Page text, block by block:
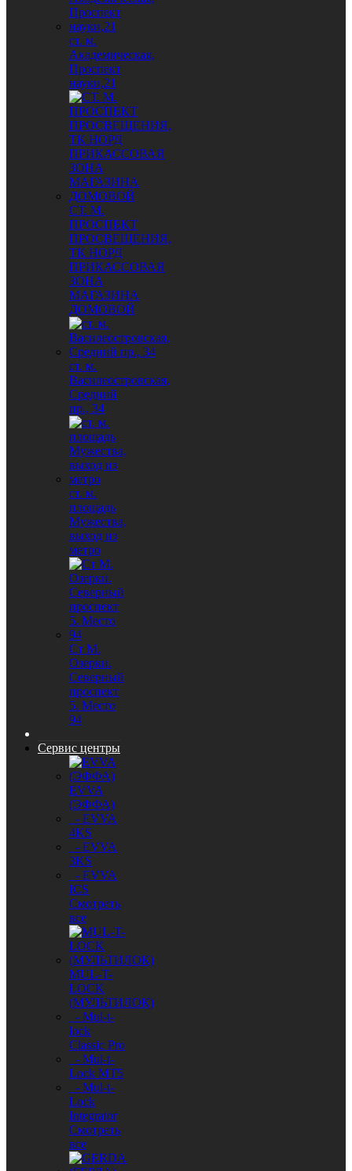
ст. м.
Академическая,
Проспект
науки,21
СТ. М.
ПРОСПЕКТ
ПРОСВЕЩЕНИЯ,
ТК НОРД
ПРИКАССОВАЯ
ЗОНА
МАГАЗИНА
ДОМОВОЙ
ст. м.
Василеостровская,
Средний
пр., 34
ст. м.
площадь
Мужества,
выход из
метро
Ст М.
Озерки.
Северный
проспект
5. Место
94
Сервис центры
EVVA
(ЭФФА)
- EVVA
4KS
- EVVA
3KS
- EVVA
ICS
Смотреть
все
MUL-T-
LOCK
(МУЛЬТИЛОК)
- Mul-t-
lock
Classic Pro
- Mul-t-
Lock MT5
- Mul-t-
Lock
Integrator
Смотреть
все